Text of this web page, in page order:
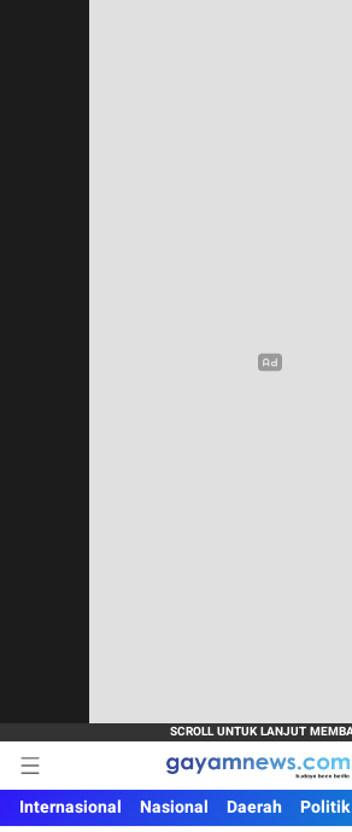
Gayamnews.com
Budaya Baca Berita
Internasional
Nasional Daerah Politik